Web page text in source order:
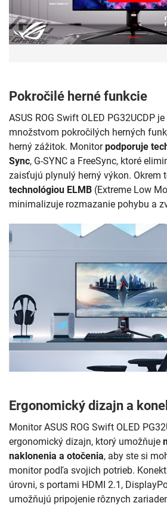
Pokročilé herné funkcie
ASUS ROG Swift OLED PG32UCDP
množstvom pokročilých herných
herný zážitok. Monitorpodporuje
Sync, G-SYNC a FreeSync, ktoré
zaisťujú plynulý herný výkon. Okrem
technológiou ELMB (Extreme Low
minimalizuje rozmazanie pohybu a
Ergonomický dizajn a
Monitor ASUS ROG Swift OLED
ergonomický dizajn, ktorý umožňuje
naklonenia a otočenia, aby ste si
monitor podľa svojich potrieb.
úrovni, s portami HDMI 2.1,
umožňujú pripojenie rôznych